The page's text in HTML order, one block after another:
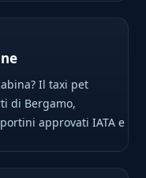
Il taxi pet
di Bergamo,
approvati IATA e